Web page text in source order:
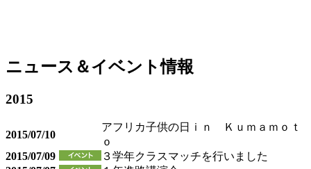
ニュース＆イベント情報
2015
2015/07/10
アフリカ子供の日ｉｎ Ｋｕｍａｍｏｔ
ｏ
2015/07/09
３学年クラスマッチを行いました